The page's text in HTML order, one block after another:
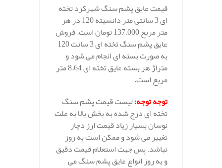
قیمت عایق پشم سنگ شهرکرد تخته
ای 3 سانتی متر دانسیته 120 در هر
متر مربع 137.000 تومان است. فروش
عایق پشم سنگ تخته ای 3 سانت 120
به صورت بسته ای انجام می شود و
متراژ هر بسته عایق تخته ای 8.64 متر
مربع است.
توجه توجه:لیست قیمت پشم سنگ
تخته ای درج شده به بخش بالا به علت
نوسان بسیار زیاد قیمت ارز دچار
تغییر می شود و ممکن است به روز
نباشد. پس جهت استعلام قیمت دقیق
و به روز انواع عایق پشم سنگ می